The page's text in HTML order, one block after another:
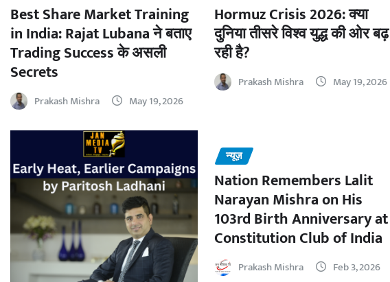
Best Share Market Training
in India: Rajat Lubana ने बताए
Trading Success के असली
Secrets
Prakash Mishra May 19, 2026
Hormuz Crisis 2026: क्या
दुनिया तीसरे विश्व युद्ध की ओर बढ़
रही है?
Prakash Mishra May 19, 2026
न्यूज़
Nation Remembers Lalit
Narayan Mishra on His
103rd Birth Anniversary at
Constitution Club of India
Prakash Mishra Feb 3, 2026